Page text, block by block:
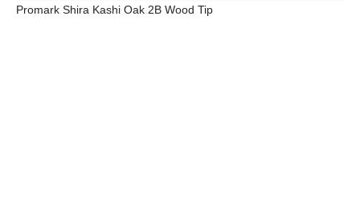
Promark Shira Kashi Oak 2B Wood Tip